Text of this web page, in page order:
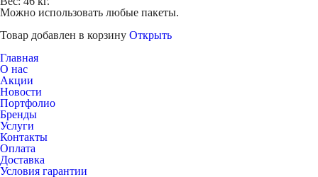
Можно использовать любые пакеты.
Товар добавлен в корзину Открыть
Главная
О нас
Акции
Новости
Портфолио
Бренды
Услуги
Контакты
Оплата
Доставка
Условия гарантии